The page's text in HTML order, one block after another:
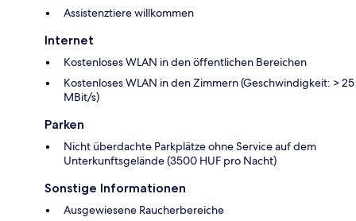
Assistenztiere willkommen
Internet
Kostenloses WLAN in den öffentlichen Bereichen
Kostenloses WLAN in den Zimmern (Geschwindigkeit: > 25
MBit/s)
Parken
Nicht überdachte Parkplätze ohne Service auf dem
Unterkunftsgelände (3500 HUF pro Nacht)
Sonstige Informationen
Ausgewiesene Raucherbereiche